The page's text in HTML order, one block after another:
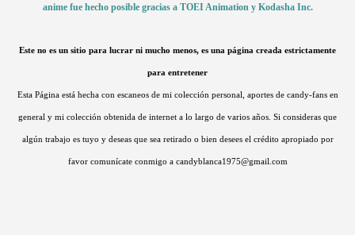
anime fue hecho posible gracias a TOEI Animation y Kodasha Inc.
Este no es un sitio para lucrar ni mucho menos, es una página creada estrictamente
para entretener
Esta Página está hecha con escaneos de mi colección personal, aportes de candy-fans en
general y mi colección obtenida de internet a lo largo de varios años. Si consideras que
algún trabajo es tuyo y deseas que sea retirado o bien desees el crédito apropiado por
favor comunícate conmigo a candyblanca1975@gmail.com